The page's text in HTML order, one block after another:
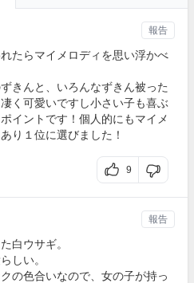
たらマイメロディを思い浮かべ
きんと、いろんなずきん被った
く可愛いですし小さい子も喜ぶ
イントです！個人的にもマイメ
り１位に選びました！
9
報告
白ウサギ。
しい。
の色合いなので、女の子が持っ
報告